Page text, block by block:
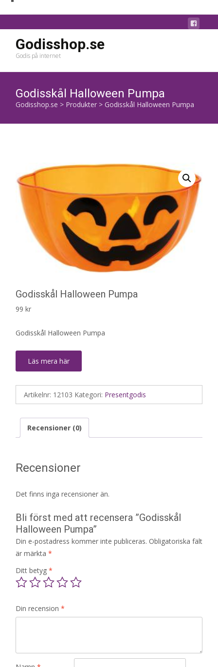
Godisshop.se
Godis på internet
Godisskål Halloween Pumpa
Godisshop.se > Produkter > Godisskål Halloween Pumpa
Godisskål Halloween Pumpa
99 kr
Godisskål Halloween Pumpa
Läs mera här
Artikelnr: 12103 Kategori: Presentgodis
Recensioner (0)
Recensioner
Det finns inga recensioner än.
Bli först med att recensera ”Godisskål
Halloween Pumpa”
Din e-postadress kommer inte publiceras. Obligatoriska fält
är märkta *
Ditt betyg *
Din recension *